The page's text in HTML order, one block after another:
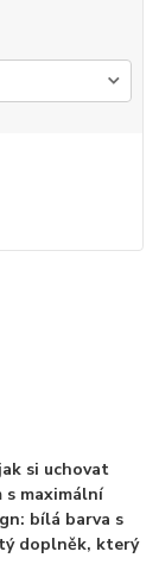
si uchovat
s maximální
bílá barva s
doplněk, který